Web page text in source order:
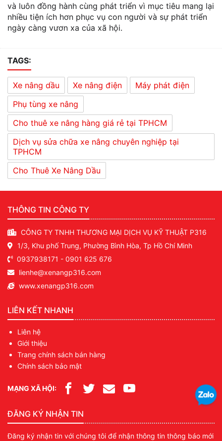
và luôn đồng hành cùng phát triển vì mục tiêu mang lại
nhiều tiện ích hơn phục vụ con người và sự phát triển
ngày càng vươn xa của xã hội.
TAGS:
Xe nâng dầu Xe nâng điện
Máy phát điện
Phụ tùng xe nâng
Cho thuê xe nâng hàng giá rẻ tại TPHCM
Dịch vụ sửa chữa xe nâng chuyên nghiệp tại
TPHCM
Cho Thuê Xe Nâng Dầu
THÔNG TIN CÔNG TY
CÔNG TY TNHH THƯƠNG MẠI DỊCH VỤ KỸ THUẬT P316
1/3, Khu phố Trung, Phường Bình Hòa, Tp Hồ Chí Minh
0937938171 - 0901 625 676
lienhe@xenangp316.com
www.xenangp316.com
LIÊN KẾT NHANH
Liên hệ
Giới thiệu
Trang chính sách bán hàng
Chính sách bảo mật
MẠNG XÃ HỘI:
ĐĂNG KÝ NHẬN TIN
Đăng ký nhận tin với chúng tôi để nhận thông tin thông báo mới